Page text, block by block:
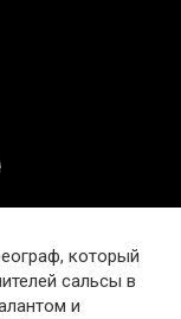
который
сальсы в
и